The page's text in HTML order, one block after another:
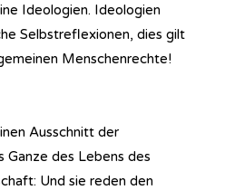
Ideologien. Ideologien
Selbstreflexionen, dies gilt
Menschenrechte!
Ausschnitt der
Ganze des Lebens des
Und sie reden den